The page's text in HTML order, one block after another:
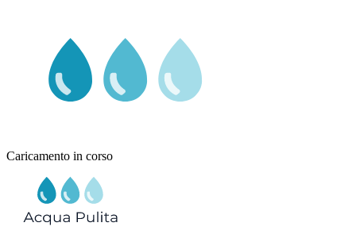
Caricamento in corso